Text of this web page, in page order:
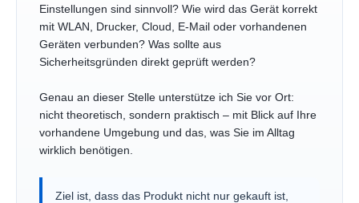
Einstellungen sind sinnvoll? Wie wird das Gerät korrekt
mit WLAN, Drucker, Cloud, E-Mail oder vorhandenen
Geräten verbunden? Was sollte aus
Sicherheitsgründen direkt geprüft werden?
Genau an dieser Stelle unterstütze ich Sie vor Ort:
nicht theoretisch, sondern praktisch – mit Blick auf Ihre
vorhandene Umgebung und das, was Sie im Alltag
wirklich benötigen.
Ziel ist, dass das Produkt nicht nur gekauft ist,